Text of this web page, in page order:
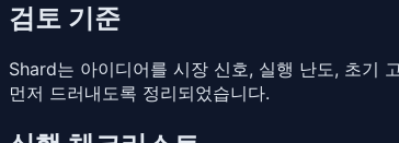
검토 기준
Shard는 아이디어를 시장 신호, 실행 난도, 초기
먼저 드러내도록 정리되었습니다.